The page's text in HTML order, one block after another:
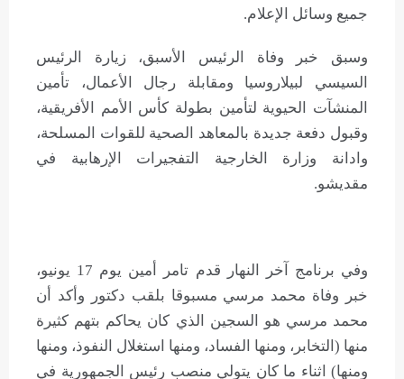
جميع وسائل الإعلام.
وسبق خبر وفاة الرئيس الأسبق، زيارة الرئيس
السيسي لبيلاروسيا ومقابلة رجال الأعمال، تأمين
المنشآت الحيوية لتأمين بطولة كأس الأمم الأفريقية،
وقبول دفعة جديدة بالمعاهد الصحية للقوات المسلحة،
وادانة وزارة الخارجية التفجيرات الإرهابية في
مقديشو.
وفي برنامج آخر النهار قدم تامر أمين يوم 17 يونيو،
خبر وفاة محمد مرسي مسبوقا بلقب دكتور وأكد أن
محمد مرسي هو السجين الذي كان يحاكم بتهم كثيرة
منها (التخابر، ومنها الفساد، ومنها استغلال النفوذ، ومنها
ومنها) اثناء ما كان يتولي منصب رئيس الجمهورية في